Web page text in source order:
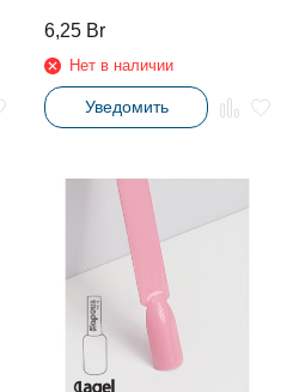
6,25 Br
Нет в наличии
Уведомить